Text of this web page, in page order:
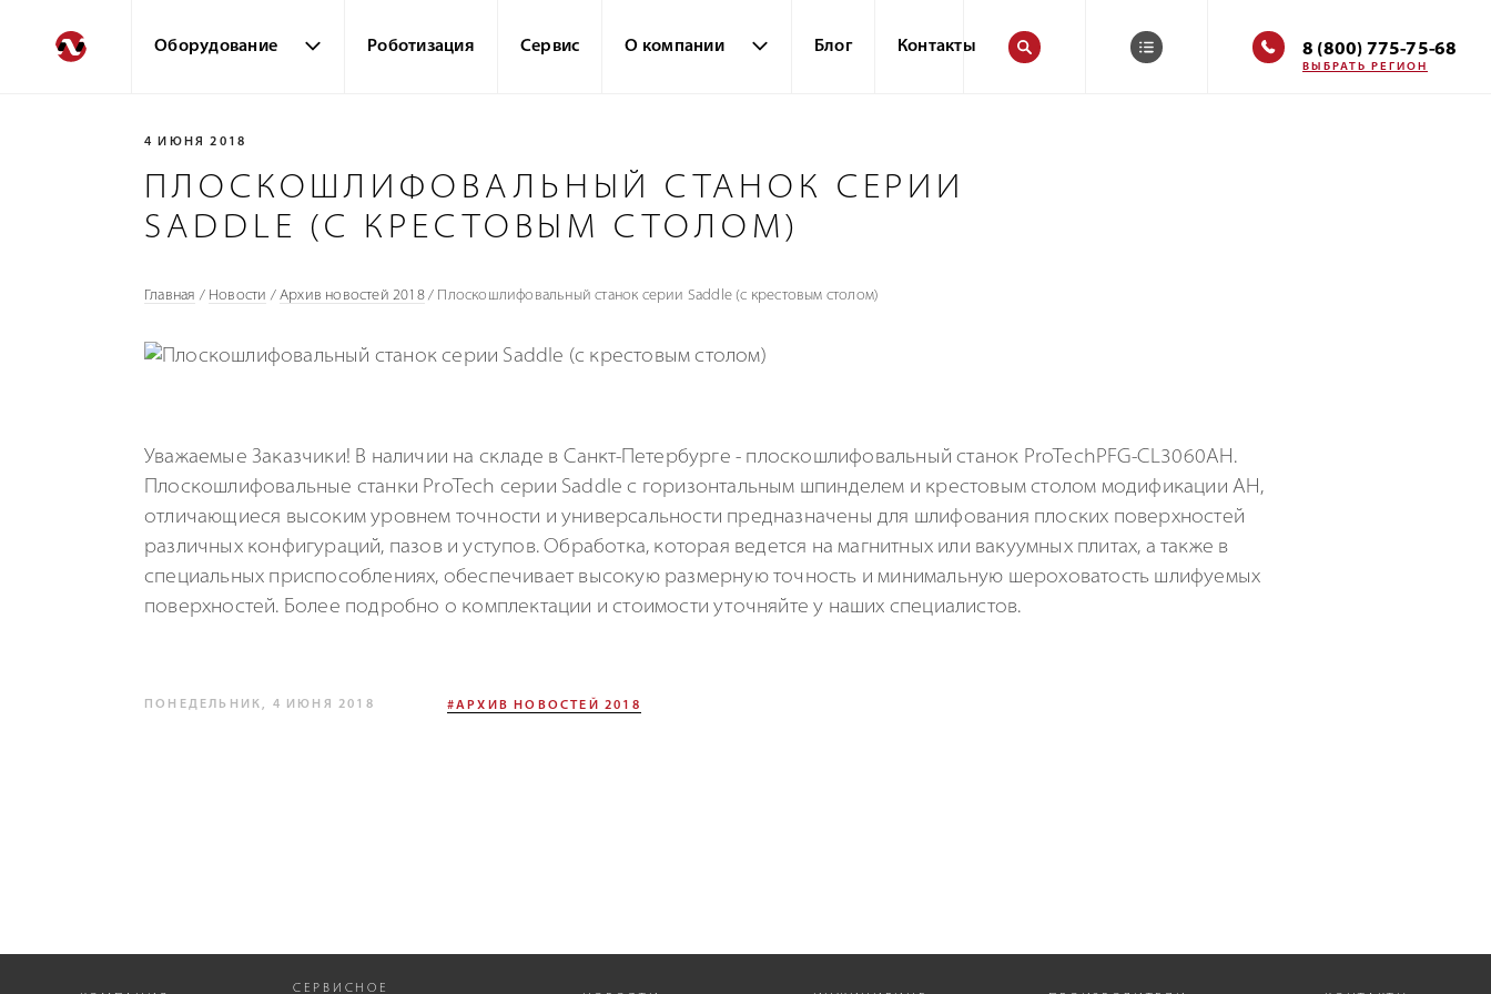
Оборудование Роботизация Сервис О компании Блог Контакты 8 (800) 775-75-68
ВЫБРАТЬ РЕГИОН
4 ИЮНЯ 2018
ПЛОСКОШЛИФОВАЛЬНЫЙ СТАНОК СЕРИИ
SADDLE (С КРЕСТОВЫМ СТОЛОМ)
Главная / Новости /Архив новостей 2018/ Плоскошлифовальный станок серии Saddle (с крестовым столом)
Уважаемые Заказчики! В наличии на складе в Санкт-Петербурге - плоскошлифовальный станок ProTechPFG-CL3060AH.
Плоскошлифовальные станки ProTech серии Saddle с горизонтальным шпинделем и крестовым столом модификации AH,
отличающиеся высоким уровнем точности и универсальности предназначены для шлифования плоских поверхностей
различных конфигураций, пазов и уступов. Обработка, которая ведется на магнитных или вакуумных плитах, а также в
специальных приспособлениях, обеспечивает высокую размерную точность и минимальную шероховатость шлифуемых
поверхностей. Более подробно о комплектации и стоимости уточняйте у наших специалистов.
ПОНЕДЕЛЬНИК, 4 ИЮНЯ 2018 #АРХИВ НОВОСТЕЙ 2018
СЕРВИСНОЕ